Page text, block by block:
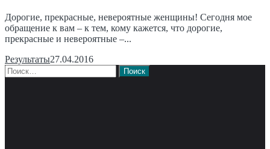
Дорогие, прекрасные, невероятные женщины! Сегодня мое
обращение к вам – к тем, кому кажется, что дорогие,
прекрасные и невероятные –...
Результаты27.04.2016
Найти: